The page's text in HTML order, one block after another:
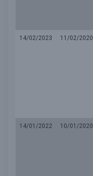
14/02/2023 11/02/2020
14/01/2022 10/01/2020